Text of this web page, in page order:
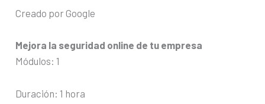
Creado por Google
Mejora la seguridad online de tu empresa
Módulos: 1
Duración: 1 hora